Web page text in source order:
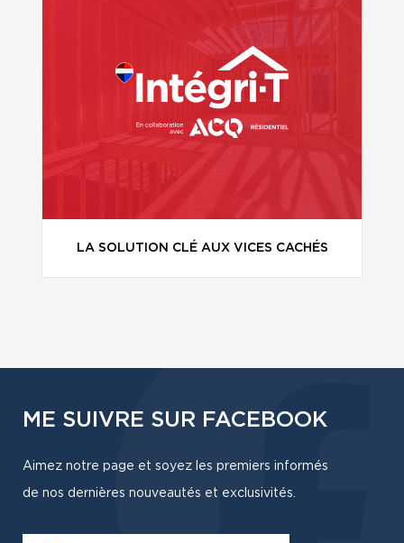
LA SOLUTION CLÉ AUX VICES CACHÉS
ME SUIVRE SUR FACEBOOK
Aimez notre page et soyez les premiers informés
de nos dernières nouveautés et exclusivités.